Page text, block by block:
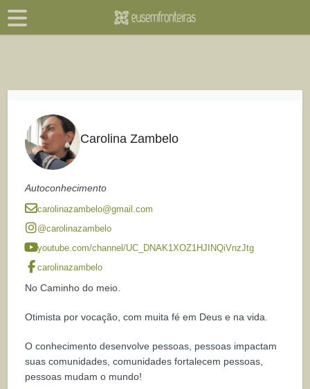
Carolina Zambelo
Autoconhecimento
carolinazambelo@gmail.com
@carolinazambelo
youtube.com/channel/UC_DNAK1XOZ1HJINQiVnzJtg
carolinazambelo
No Caminho do meio.
Otimista por vocação, com muita fé em Deus e na vida.
O conhecimento desenvolve pessoas, pessoas impactam
suas comunidades, comunidades fortalecem pessoas,
pessoas mudam o mundo!